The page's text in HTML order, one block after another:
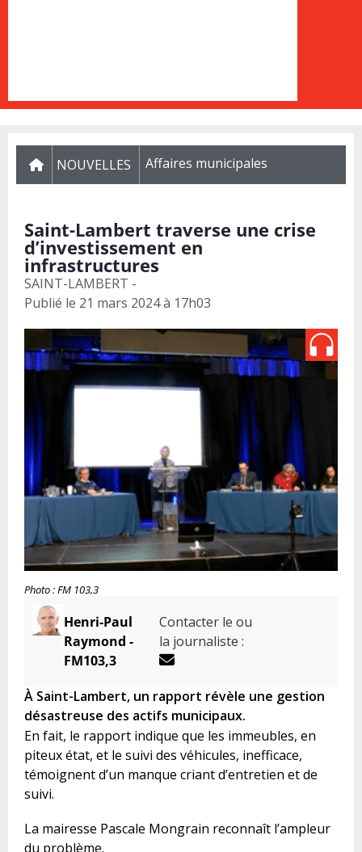
NOUVELLES Affaires municipales
Saint-Lambert traverse une crise
d’investissement en
infrastructures
SAINT-LAMBERT -
Publié le 21 mars 2024 à 17h03
Photo : FM 103,3
Henri-Paul
Raymond -
FM103,3
Contacter le ou
la journaliste :
À Saint-Lambert, un rapport révèle une gestion
désastreuse des actifs municipaux.
En fait, le rapport indique que les immeubles, en
piteux état, et le suivi des véhicules, inefficace,
témoignent d’un manque criant d’entretien et de
suivi.
La mairesse Pascale Mongrain reconnaît l’ampleur
du problème.